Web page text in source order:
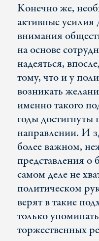
Конечно же,
активные
внимания
на основе
надеяться,
тому, что и у
возникать
именно такого
годы достигнуты
направлении. И
более важном,
представления
самом деле не
политическом
верят в такие
только
торжественных